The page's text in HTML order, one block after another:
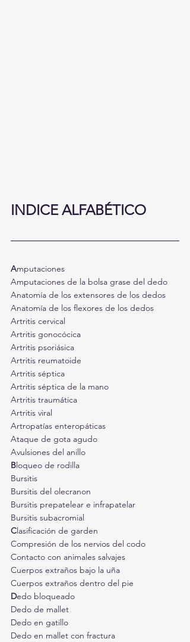
INDICE ALFABÉTICO
Amputaciones
Amputaciones de la bolsa grase del dedo
Anatomía de los extensores de los dedos
Anatomía de los flexores de los dedos
Artritis cervical
Artritis gonocócica
Artritis psoriásica
Artritis reumatoide
Artritis séptica
Artritis séptica de la mano
Artritis traumática
Artritis viral
Artropatías enteropáticas
Ataque de gota agudo
Avulsiones del anillo
Bloqueo de rodilla
Bursitis
Bursitis del olecranon
Bursitis prepatelear e infrapatelar
Bursitis subacromial
Clasificación de garden
Compresión de los nervios del codo
Contacto con animales salvajes
Cuerpos extraños bajo la uña
Cuerpos extraños dentro del pie
Dedo bloqueado
Dedo de mallet
Dedo en gatillo
Dedo en mallet con fractura